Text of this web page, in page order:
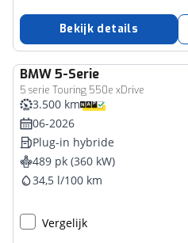
Bekijk details
BMW5-Serie
5 serie Touring 550e xDrive
3.500 km
06-2026
Plug-in hybride
489 pk (360 kW)
34,5 l/100 km
Vergelijk